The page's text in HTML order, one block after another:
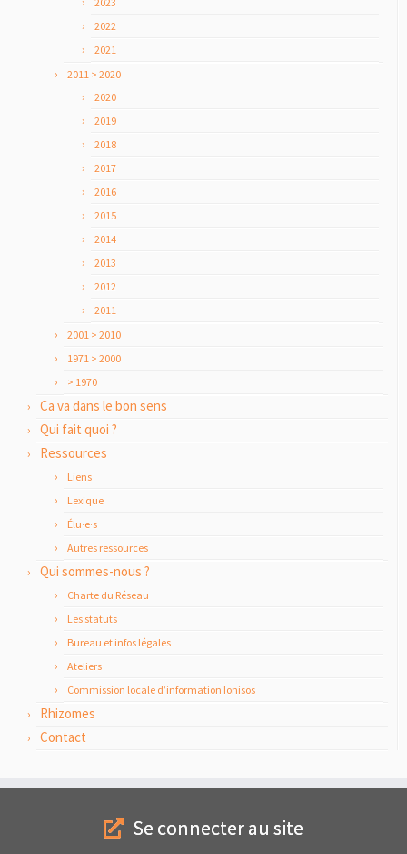
2022
2021
2011 > 2020
2020
2019
2018
2017
2016
2015
2014
2013
2012
2011
2001 > 2010
1971 > 2000
> 1970
Ca va dans le bon sens
Qui fait quoi ?
Ressources
Liens
Lexique
Élu·e·s
Autres ressources
Qui sommes-nous ?
Charte du Réseau
Les statuts
Bureau et infos légales
Ateliers
Commission locale d’information Ionisos
Rhizomes
Contact
Se connecter au site